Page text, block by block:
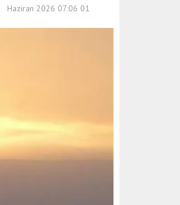
01 Haziran 2026 07:06